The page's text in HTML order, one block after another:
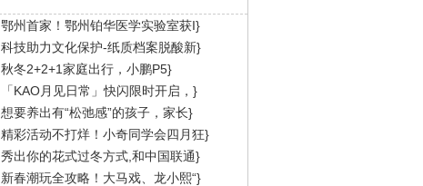
鄂州首家！鄂州铂华医学实验室获I}
科技助力文化保护-纸质档案脱酸新}
秋冬2+2+1家庭出行，小鹏P5}
「KAO月见日常」快闪限时开启，}
想要养出有“松弛感”的孩子，家长}
精彩活动不打烊！小奇同学会四月狂}
秀出你的花式过冬方式,和中国联通}
新春潮玩全攻略！大马戏、龙小熙“}